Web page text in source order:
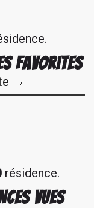
FAVORITES
résidence.
VUES